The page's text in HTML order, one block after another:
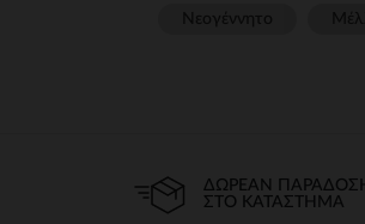
ΔΩΡΕΆΝ ΠΑΡΆΔΟΣΗ
ΣΤΟ ΚΑΤΆΣΤΗΜΑ